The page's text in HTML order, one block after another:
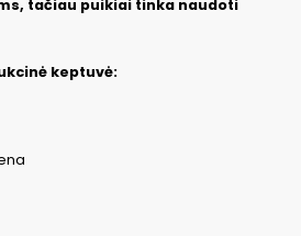
tačiau puikiai tinka naudoti
keptuvė: